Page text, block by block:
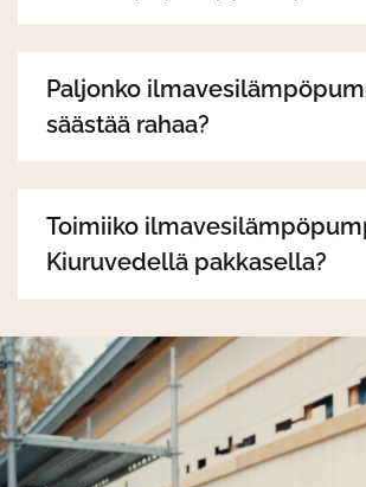
Paljonko
säästää rahaa?
Toimiiko
Kiuruvedellä pakkasella?